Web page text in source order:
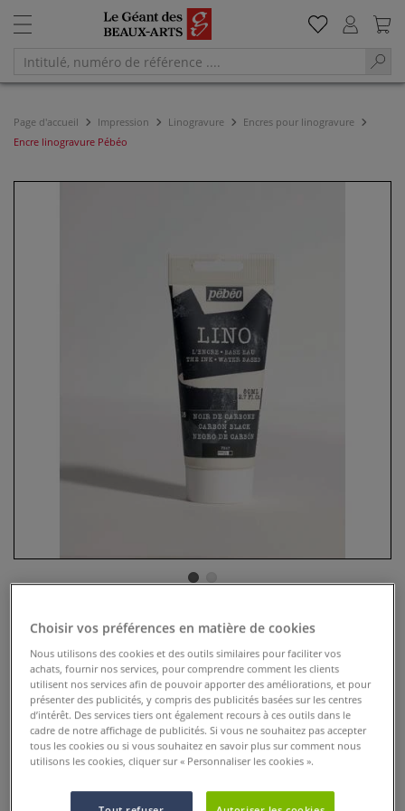
Page d'accueil Impression Linogravure
Encres pour linogravure
Encre linogravure Pébéo
Encre linogravure Pébéo
0 Commentaires
Encre linogravure Pébéo
Plus
dès10,95 €
Choisir vos préférences en matière de cookies
Nous utilisons des cookies et des outils similaires pour faciliter vos
achats, fournir nos services, pour comprendre comment les clients
utilisent nos services afin de pouvoir apporter des améliorations, et pour
présenter des publicités, y compris des publicités basées sur les centres
d’intérêt. Des services tiers ont également recours à ces outils dans le
cadre de notre affichage de publicités. Si vous ne souhaitez pas accepter
tous les cookies ou si vous souhaitez en savoir plus sur comment nous
utilisons les cookies, cliquer sur « Personnaliser les cookies ».